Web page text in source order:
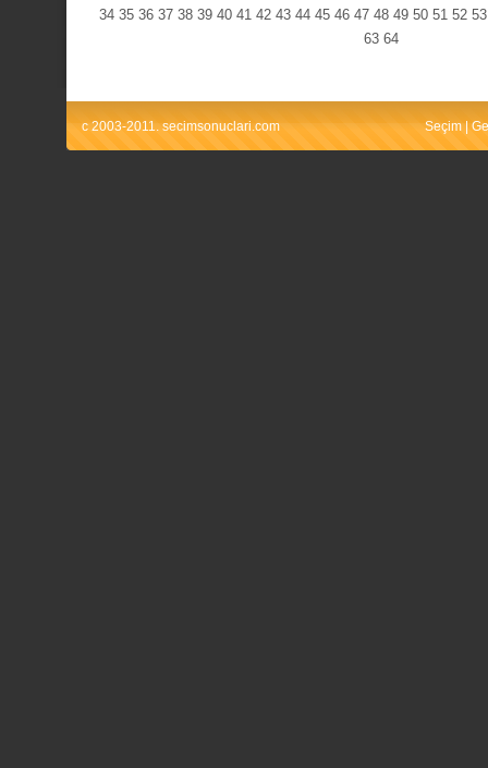
34 35 36 37 38 39 40 41 42 43 44 45 46 47 48 49 50 51 52 53
63 64
c 2003-2011. secimsonuclari.com Seçim